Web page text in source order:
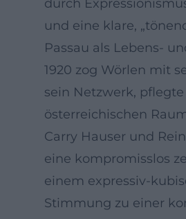
durch
und eine klare,
Passau als Lebens-
1920 zog Wörlen mit
sein Netzwerk,
österreichischen
Carry Hauser und
eine kompromisslos
einem expressiv-
Stimmung zu einer